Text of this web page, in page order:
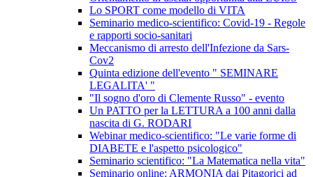
Lo SPORT come modello di VITA
Seminario medico-scientifico: Covid-19 - Regole
e rapporti socio-sanitari
Meccanismo di arresto dell'Infezione da Sars-
Cov2
Quinta edizione dell'evento " SEMINARE
LEGALITA' "
"Il sogno d'oro di Clemente Russo" - evento
Un PATTO per la LETTURA a 100 anni dalla
nascita di G. RODARI
Webinar medico-scientifico: "Le varie forme di
DIABETE e l'aspetto psicologico"
Seminario scientifico: "La Matematica nella vita"
Seminario online: ARMONIA dai Pitagorici ad